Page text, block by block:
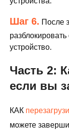
Шаг 6. После
устройство.
Часть 2:
если вы
КАК
можете